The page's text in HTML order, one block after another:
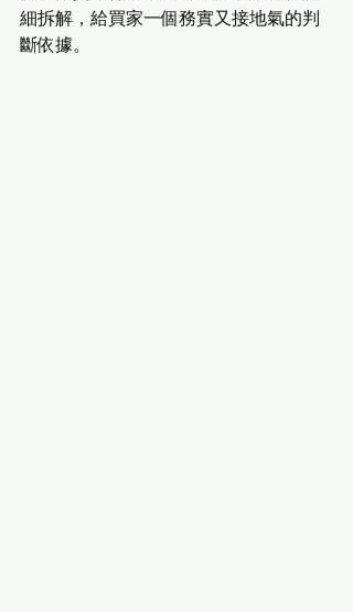
細拆解，給買家一個務實又接地氣的判
斷依據。